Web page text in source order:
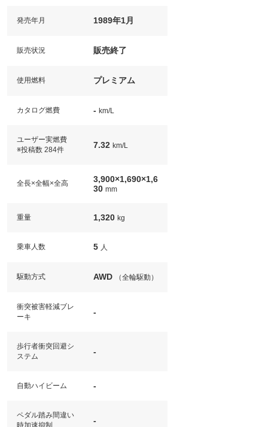
発売年月 1989年1月
販売状況 販売終了
使用燃料 プレミアム
カタログ燃費 - km/L
ユーザー実燃費
※投稿数 284件
7.32 km/L
全長×全幅×全高
3,900×1,690×1,6
30 mm
重量 1,320 kg
乗車人数 5 人
駆動方式 AWD （全輪駆動）
衝突被害軽減ブレ
ーキ
-
歩行者衝突回避シ
ステム
-
自動ハイビーム -
ペダル踏み間違い
時加速抑制
-